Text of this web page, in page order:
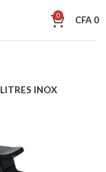
0 CFA 0
INOX